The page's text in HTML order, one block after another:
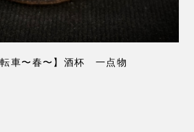
車〜春〜】酒杯 一点物